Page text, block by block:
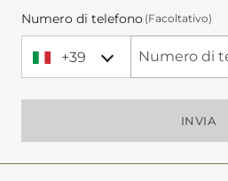
Numero di telefono (Facoltativo)
+39
+39 Italy (Italia)
Phone Number
INVIA